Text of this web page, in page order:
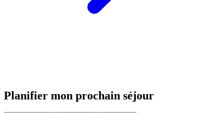
Planifier mon prochain séjour